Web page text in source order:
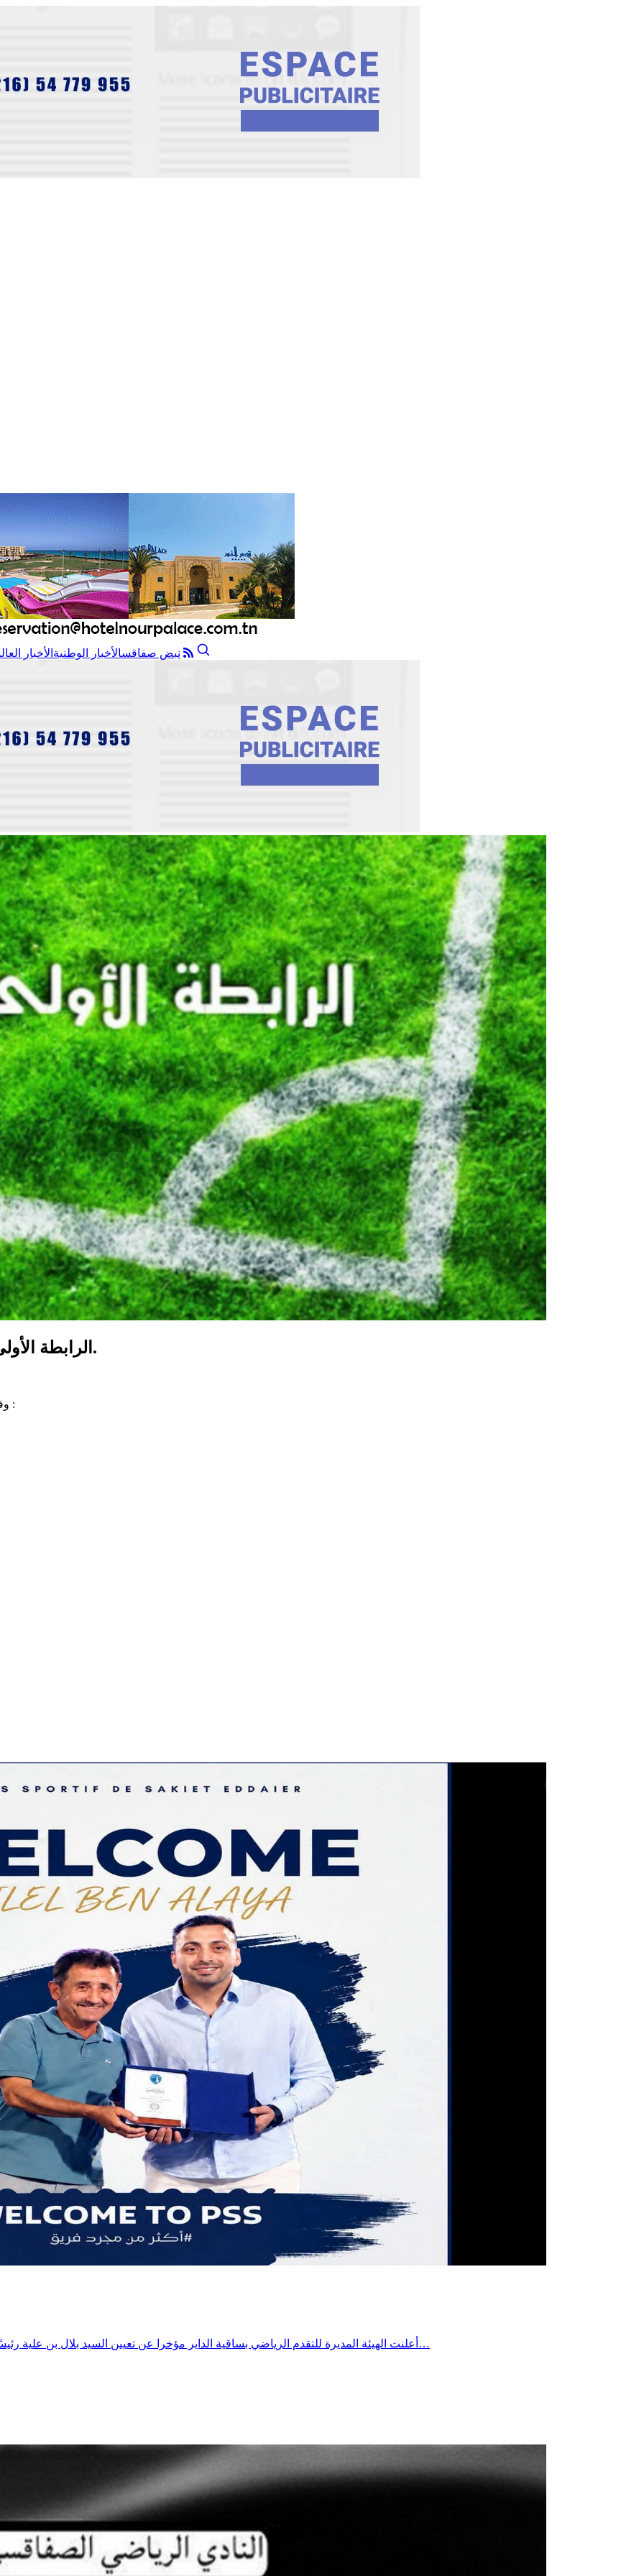
نبض صفاقسالأخبار الوطنية الأخبار
الرابطة الأولى: برنامج مباريات الدفعة الأولى من الجولة 27.
وفي ما يلي برنامج مباريات الدفعة الأولى من الجولة السابعة والعشرين :
أعلنت الهيئة المديرة للتقدم الرياضي بساقية الداير مؤخرا عن تعيين السيد بلال بن علية رئيسًا لفرع كرة القدم وتمنت له كامل التوفيق والنجاح في مهمته، لما فيه…